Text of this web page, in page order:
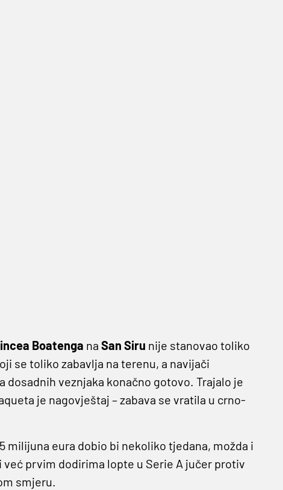
Boatenga na San Siru nije stanovao toliko
se toliko zabavlja na terenu, a navijači
dosadnih veznjaka konačno gotovo. Trajalo je
je nagovještaj – zabava se vratila u crno-
milijuna eura dobio bi nekoliko tjedana, možda i
prvim dodirima lopte u Serie A jučer protiv
smjeru.